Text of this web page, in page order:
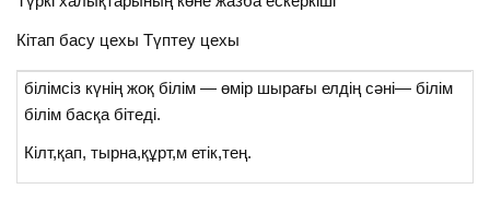
Кітап басу цехы Түптеу цехы
білімсіз күнің жоқ білім — өмір шырағы елдің сәні— білім
білім басқа бітеді.
Кілт,қап, тырна,құрт,м етік,тең.